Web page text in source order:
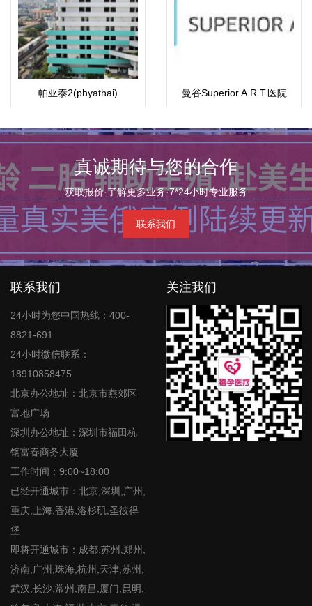
帕亚泰2(phyathai) 曼谷Superior A.R.T.医院
真诚期待与您的合作
获取报价·了解更多业务·7*24小时专业服务
联系我们
联系我们
24小时为您中国热线：400-
8821-691
24小时微信联系：
18910858475
北京办公地址：北京市燕郊区
富地广场
深圳办公地址：深圳市福田杭
钢富春商务大厦
工作时间：9:00~18:00
已经开通城市：北京,深圳,广州,
重庆,上海,香港,洛杉矶,圣彼得
堡
即将开通城市：成都,苏州,郑州,
济南,广州,珠海,杭州,天津,苏州,
武汉,长沙,常州,南昌,厦门,昆明,
关注我们